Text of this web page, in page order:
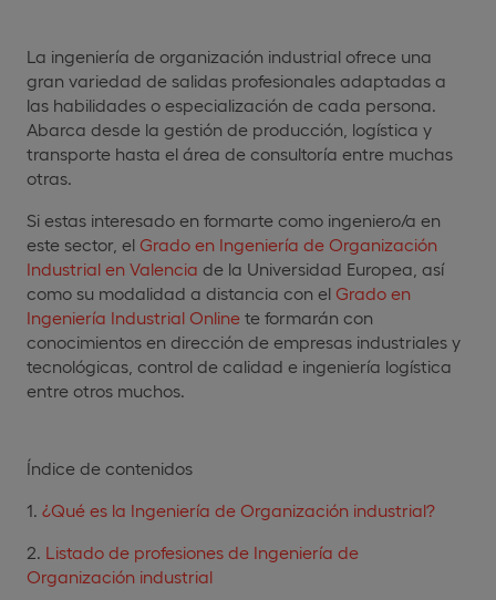
La ingeniería de organización industrial ofrece una
gran variedad de salidas profesionales adaptadas a
las habilidades o especialización de cada persona.
Abarca desde la gestión de producción, logística y
transporte hasta el área de consultoría entre muchas
otras.
Si estas interesado en formarte como ingeniero/a en
este sector, el Grado en Ingeniería de Organización
Industrial en Valencia de la Universidad Europea, así
como su modalidad a distancia con el Grado en
Ingeniería Industrial Online te formarán con
conocimientos en dirección de empresas industriales y
tecnológicas, control de calidad e ingeniería logística
entre otros muchos.
Índice de contenidos
¿Qué es la Ingeniería de Organización industrial?
Listado de profesiones de Ingeniería de
Organización industrial